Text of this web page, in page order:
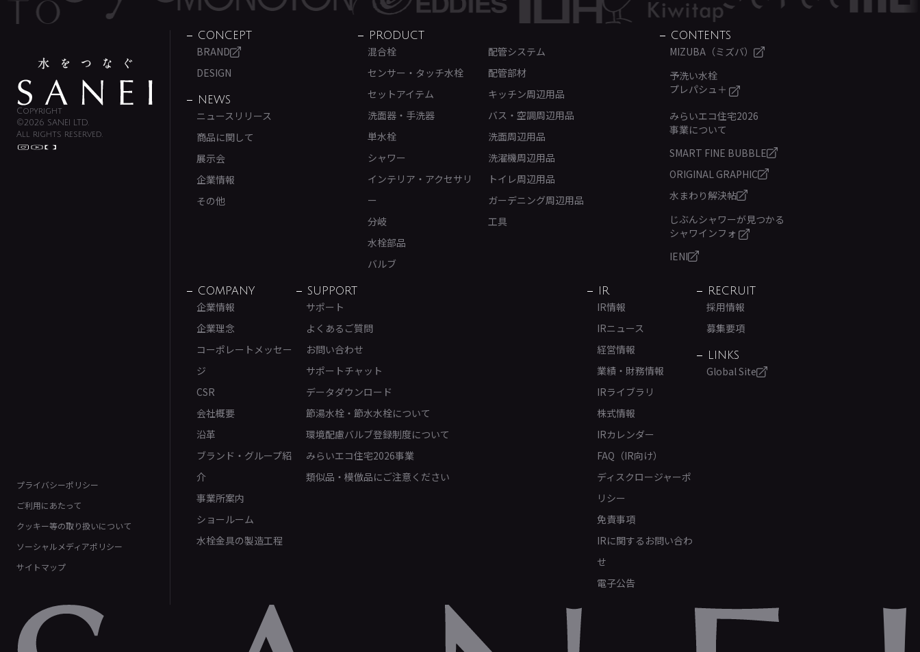
Copyright
©2026 SANEI LTD.
All rights reserved.
プライバシーポリシー
ご利用にあたって
クッキー等の取り扱いについて
ソーシャルメディアポリシー
サイトマップ
CONCEPT
BRAND
DESIGN
NEWS
ニュースリリース
商品に関して
展示会
企業情報
その他
PRODUCT
混合栓
センサー・タッチ水栓
セットアイテム
洗面器・手洗器
単水栓
シャワー
インテリア・アクセサリ
ー
分岐
水栓部品
バルブ
配管システム
配管部材
キッチン周辺用品
バス・空調周辺用品
洗面周辺用品
洗濯機周辺用品
トイレ周辺用品
ガーデニング周辺用品
工具
CONTENTS
MIZUBA（ミズバ）
予洗い水栓
プレパシュ＋
みらいエコ住宅2026
事業について
SMART FINE BUBBLE
ORIGINAL GRAPHIC
水まわり解決帖
じぶんシャワーが見つかる
シャワインフォ
IENI
COMPANY
企業情報
企業理念
コーポレートメッセー
ジ
CSR
会社概要
沿革
ブランド・グループ紹
介
事業所案内
ショールーム
水栓金具の製造工程
SUPPORT
サポート
よくあるご質問
お問い合わせ
サポートチャット
データダウンロード
節湯水栓・節水水栓について
環境配慮バルブ登録制度について
みらいエコ住宅2026事業
類似品・模倣品にご注意ください
IR
IR情報
IRニュース
経営情報
業績・財務情報
IRライブラリ
株式情報
IRカレンダー
FAQ（IR向け）
ディスクロージャーポ
リシー
免責事項
IRに関するお問い合わ
せ
電子公告
RECRUIT
採用情報
募集要項
LINKS
Global Site